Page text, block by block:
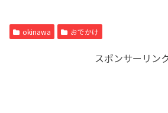
okinawa おでかけ
スポンサーリン